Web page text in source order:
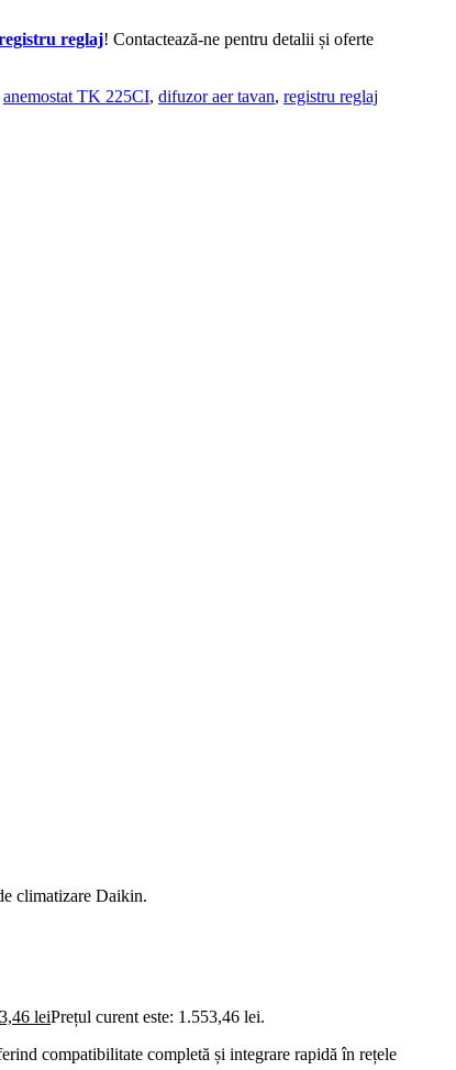
reglaj! Contactează-ne pentru detalii și oferte
anemostat TK 225CI, difuzor aer tavan, registru reglaj
climatizare Daikin.
leiPrețul curent este: 1.553,46 lei.
compatibilitate completă și integrare rapidă în rețele